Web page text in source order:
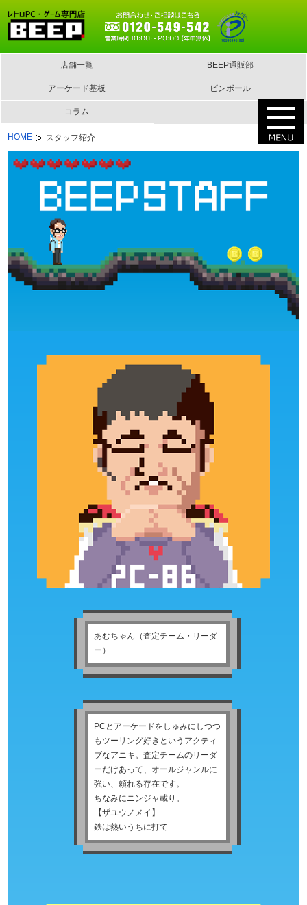
店舗一覧 BEEP通販部
アーケード基板 ピンボール
コラム
HOME スタッフ紹介
あむちゃん（査定チーム・リーダ
ー）
PCとアーケードをしゅみにしつつ
もツーリング好きというアクティ
ブなアニキ。査定チームのリーダ
ーだけあって、オールジャンルに
強い、頼れる存在です。
ちなみにニンジャ載り。
【ザユウノメイ】
鉄は熱いうちに打て